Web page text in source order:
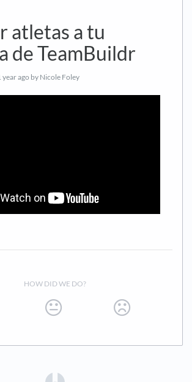
atletas a tu
de TeamBuildr
year ago by Nicole Foley
HOW DID WE DO?